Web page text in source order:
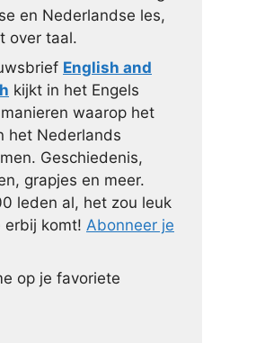
en Nederlandse les,
over taal.
English and
kijkt in het Engels
waarop het
het Nederlands
Geschiedenis,
grapjes en meer.
leden al, het zou leuk
erbij komt! Abonneer je
op je favoriete